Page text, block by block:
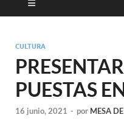
CULTURA
PUESTAS
16 junio, 2021 - por MESA